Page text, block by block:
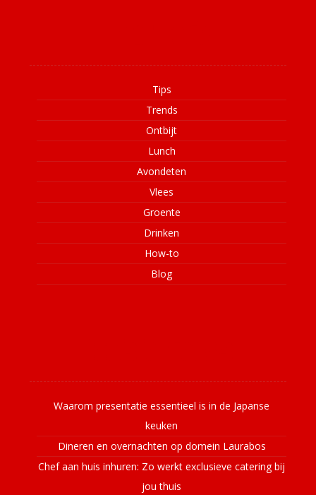
Tips
Trends
Ontbijt
Lunch
Avondeten
Vlees
Groente
Drinken
How-to
Blog
Waarom presentatie essentieel is in de Japanse
keuken
Dineren en overnachten op domein Laurabos
Chef aan huis inhuren: Zo werkt exclusieve catering bij
jou thuis